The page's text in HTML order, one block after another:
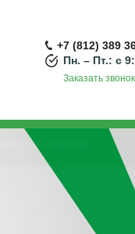
+7 (812) 389
Пн. – Пт.: с
Заказать звонок
Направления
Огнетушитель